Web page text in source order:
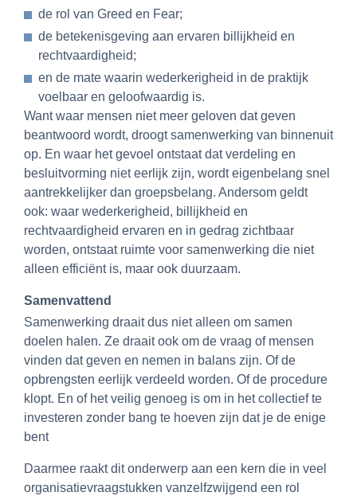
de rol van Greed en Fear;
de betekenisgeving aan ervaren billijkheid en
rechtvaardigheid;
en de mate waarin wederkerigheid in de praktijk
voelbaar en geloofwaardig is.
Want waar mensen niet meer geloven dat geven
beantwoord wordt, droogt samenwerking van binnenuit
op. En waar het gevoel ontstaat dat verdeling en
besluitvorming niet eerlijk zijn, wordt eigenbelang snel
aantrekkelijker dan groepsbelang. Andersom geldt
ook: waar wederkerigheid, billijkheid en
rechtvaardigheid ervaren en in gedrag zichtbaar
worden, ontstaat ruimte voor samenwerking die niet
alleen efficiënt is, maar ook duurzaam.
Samenvattend
Samenwerking draait dus niet alleen om samen
doelen halen. Ze draait ook om de vraag of mensen
vinden dat geven en nemen in balans zijn. Of de
opbrengsten eerlijk verdeeld worden. Of de procedure
klopt. En of het veilig genoeg is om in het collectief te
investeren zonder bang te hoeven zijn dat je de enige
bent
Daarmee raakt dit onderwerp aan een kern die in veel
organisatievraagstukken vanzelfzwijgend een rol